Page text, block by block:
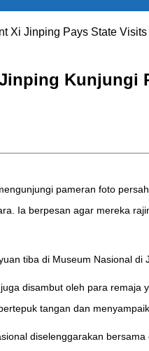
Xi Jinping Pays State
Kunjungi
pameran foto
Ia berpesan agar mereka
tiba di Museum Nasional
disambut oleh para
tangan dan
diselenggarakan